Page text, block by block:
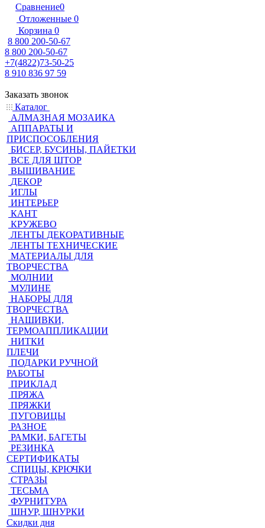
Сравнение0
Отложенные 0
Корзина 0
8 800 200-50-67
8 800 200-50-67
+7(4822)73-50-25
8 910 836 97 59
Заказать звонок
Каталог
АЛМАЗНАЯ МОЗАИКА
АППАРАТЫ И
ПРИСПОСОБЛЕНИЯ
БИСЕР, БУСИНЫ, ПАЙЕТКИ
ВСЕ ДЛЯ ШТОР
ВЫШИВАНИЕ
ДЕКОР
ИГЛЫ
ИНТЕРЬЕР
КАНТ
КРУЖЕВО
ЛЕНТЫ ДЕКОРАТИВНЫЕ
ЛЕНТЫ ТЕХНИЧЕСКИЕ
МАТЕРИАЛЫ ДЛЯ
ТВОРЧЕСТВА
МОЛНИИ
МУЛИНЕ
НАБОРЫ ДЛЯ
ТВОРЧЕСТВА
НАШИВКИ,
ТЕРМОАППЛИКАЦИИ
НИТКИ
ПЛЕЧИ
ПОДАРКИ РУЧНОЙ
РАБОТЫ
ПРИКЛАД
ПРЯЖА
ПРЯЖКИ
ПУГОВИЦЫ
РАЗНОЕ
РАМКИ, БАГЕТЫ
РЕЗИНКА
СЕРТИФИКАТЫ
СПИЦЫ, КРЮЧКИ
СТРАЗЫ
ТЕСЬМА
ФУРНИТУРА
ШНУР, ШНУРКИ
Скидки дня